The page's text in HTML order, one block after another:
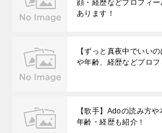
顔・経歴などプロフィ
あります！
【ずっと真夜中でいい
や年齢、経歴などプロフ
【歌手】Adoの読み方
年齢・経歴も紹介！